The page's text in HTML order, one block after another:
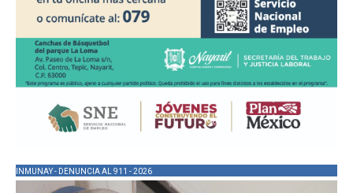
INMUNAY - DENUNCIA AL 911 - 2026